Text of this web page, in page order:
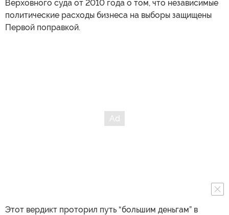
Верховного суда от 2010 года о том, что независимые
политические расходы бизнеса на выборы защищены
Первой поправкой.
Этот вердикт проторил путь “большим деньгам” в